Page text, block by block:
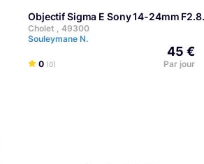
Objectif Sigma E Sony 14-24mm F2.8
Cholet , 49300
Souleymane N.
0 (0)
45 €
Par jour